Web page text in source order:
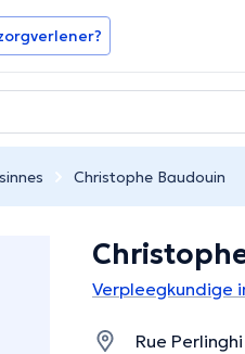
Christophe Baudouin
Verpleegkundige
Rue